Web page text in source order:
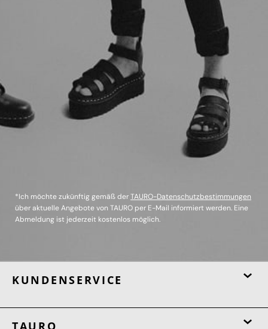
*Ich möchte zukünftig gemäß derTAURO-Datenschutzbestimmungen
über aktuelle Angebote von TAURO per E-Mail informiert werden. Eine
Abmeldung ist jederzeit kostenlos möglich.
KUNDENSERVICE
TAURO